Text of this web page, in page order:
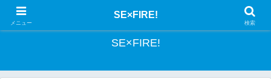
とあるSEの投資記録
SE×FIRE!
メニュー
SE×FIRE!
検索